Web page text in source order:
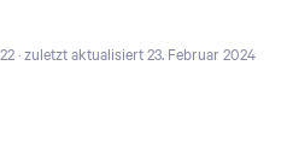
· zuletzt aktualisiert 23. Februar 2024